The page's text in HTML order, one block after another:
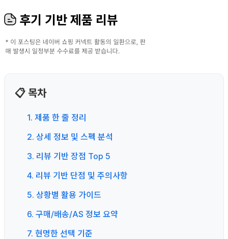
후기 기반 제품 리뷰
📋 목차
1. 제품 한 줄 정리
2. 상세 정보 및 스펙 분석
3. 리뷰 기반 장점 Top 5
4. 리뷰 기반 단점 및 주의사항
5. 상황별 활용 가이드
6. 구매/배송/AS 정보 요약
7. 현명한 선택 기준